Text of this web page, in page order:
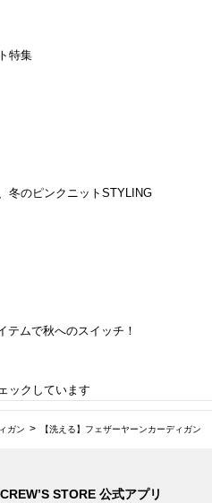
特集
冬のピンクニットSTYLING
テムで秋へのスイッチ！
ックしています
ガン 【洗える】フェザーヤーンカーディガン
STORE 公式アプリ